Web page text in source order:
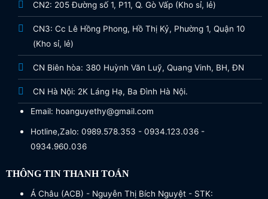
CN2: 205 Đường số 1, P11, Q. Gò Vấp (Kho sỉ, lẻ)
CN3: Cc Lê Hồng Phong, Hồ Thị Kỷ, Phường 1, Quận 10
(Kho sỉ, lẻ)
CN Biên hòa: 380 Huỳnh Văn Luỹ, Quang Vinh, BH, ĐN
CN Hà Nội: 2K Láng Hạ, Ba Đình Hà Nội.
Email: hoanguyethy@gmail.com
Hotline,Zalo: 0989.578.353 - 0934.123.036 -
0934.960.036
THÔNG TIN THANH TOÁN
Á Châu (ACB) - Nguyễn Thị Bích Nguyệt - STK: